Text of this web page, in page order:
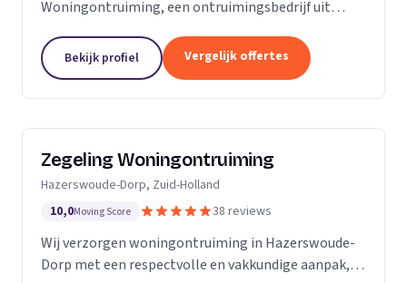
Woningontruiming, een ontruimingsbedrijf uit
Bekijk profiel Vergelijk offertes
Zegeling Woningontruiming
Hazerswoude-Dorp, Zuid-Holland
10,0Moving Score 38 reviews
Wij verzorgen woningontruiming in Hazerswoude-
Dorp met een respectvolle en vakkundige aanpak,